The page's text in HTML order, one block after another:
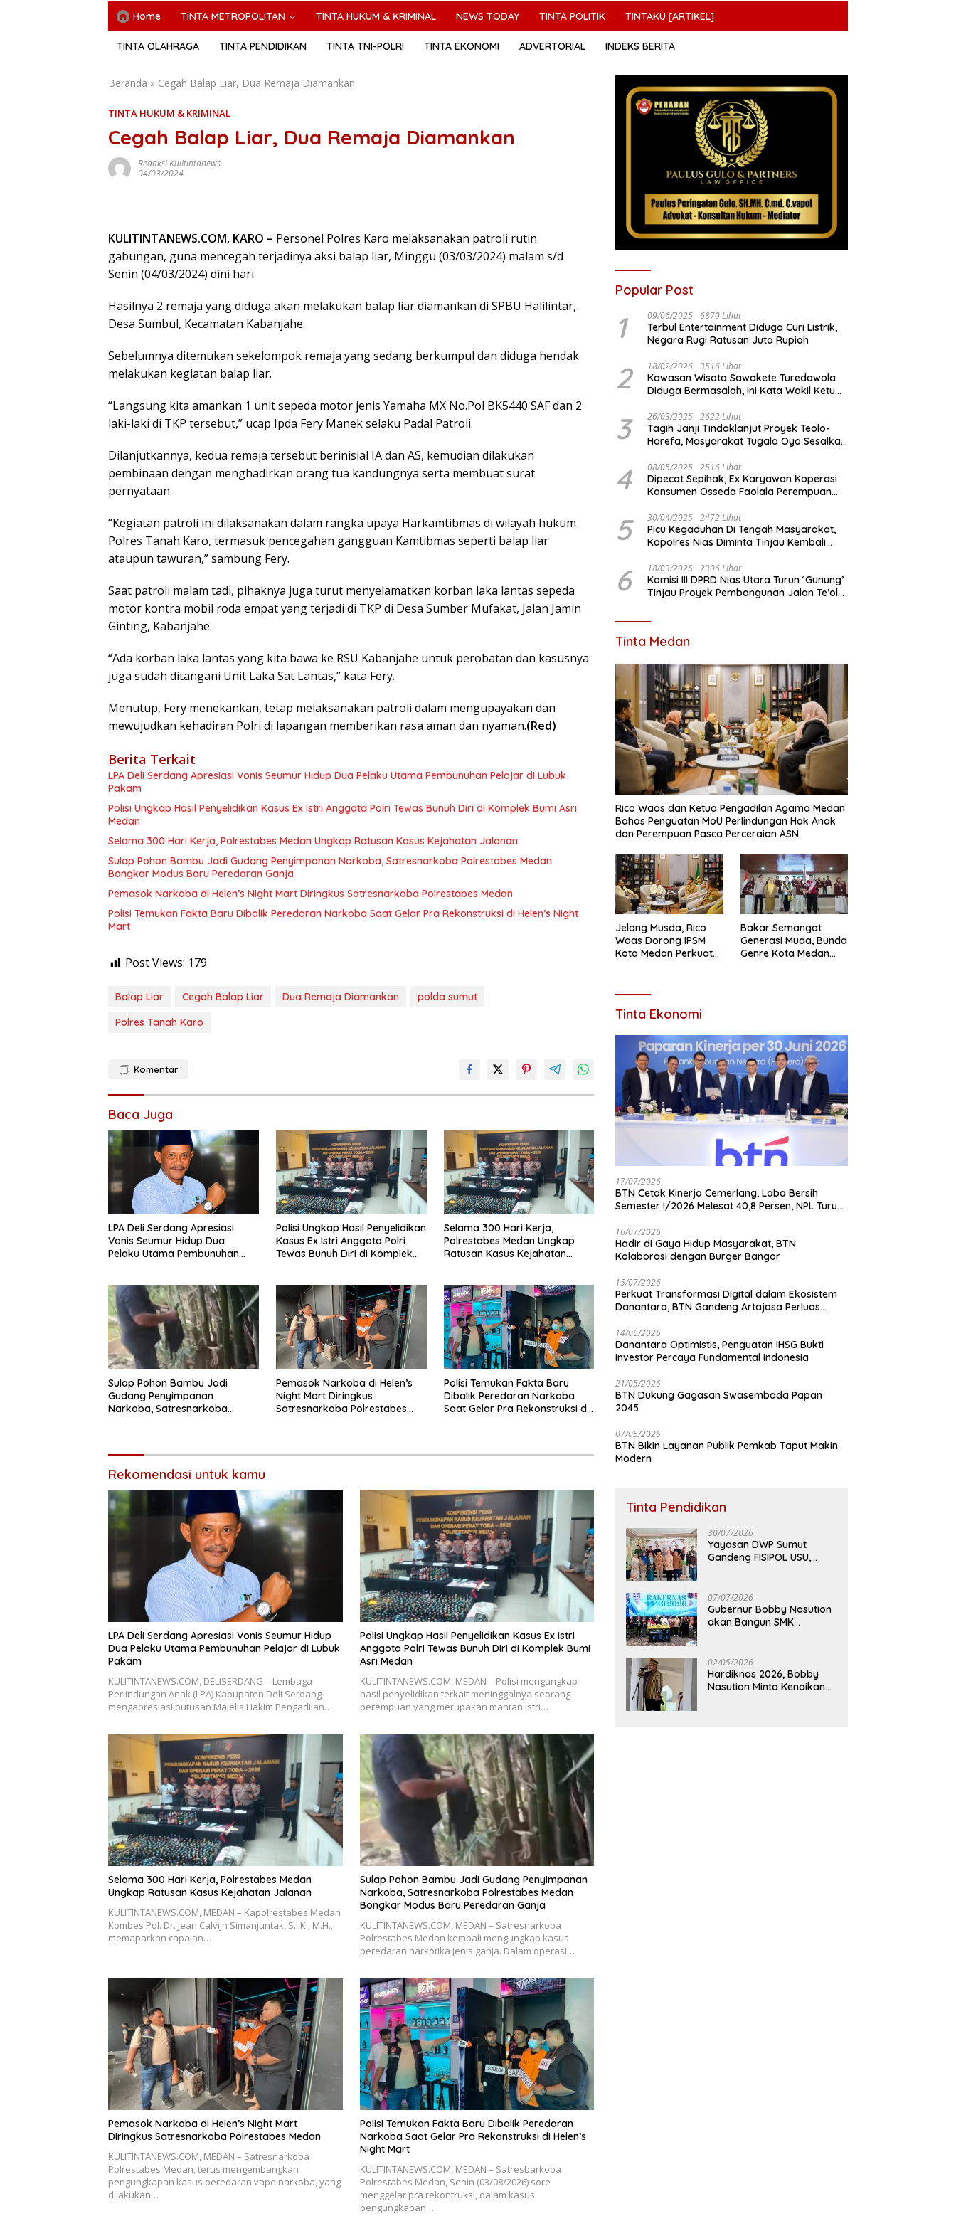
Home TINTA METROPOLITAN TINTA HUKUM & KRIMINAL NEWS TODAY TINTA POLITIK TINTAKU [ARTIKEL]
TINTA OLAHRAGA TINTA PENDIDIKAN TINTA TNI-POLRI TINTA EKONOMI ADVERTORIAL INDEKS BERITA
Beranda » Cegah Balap Liar, Dua Remaja Diamankan
TINTA HUKUM & KRIMINAL
Cegah Balap Liar, Dua Remaja Diamankan
Redaksi Kulitintanews
04/03/2024
KULITINTANEWS.COM, KARO – Personel Polres Karo melaksanakan patroli rutin
gabungan, guna mencegah terjadinya aksi balap liar, Minggu (03/03/2024) malam s/d
Senin (04/03/2024) dini hari.
Hasilnya 2 remaja yang diduga akan melakukan balap liar diamankan di SPBU Halilintar,
Desa Sumbul, Kecamatan Kabanjahe.
Sebelumnya ditemukan sekelompok remaja yang sedang berkumpul dan diduga hendak
melakukan kegiatan balap liar.
“Langsung kita amankan 1 unit sepeda motor jenis Yamaha MX No.Pol BK5440 SAF dan 2
laki-laki di TKP tersebut,” ucap Ipda Fery Manek selaku Padal Patroli.
Dilanjutkannya, kedua remaja tersebut berinisial IA dan AS, kemudian dilakukan
pembinaan dengan menghadirkan orang tua kandungnya serta membuat surat
pernyataan.
“Kegiatan patroli ini dilaksanakan dalam rangka upaya Harkamtibmas di wilayah hukum
Polres Tanah Karo, termasuk pencegahan gangguan Kamtibmas seperti balap liar
ataupun tawuran,” sambung Fery.
Saat patroli malam tadi, pihaknya juga turut menyelamatkan korban laka lantas sepeda
motor kontra mobil roda empat yang terjadi di TKP di Desa Sumber Mufakat, Jalan Jamin
Ginting, Kabanjahe.
“Ada korban laka lantas yang kita bawa ke RSU Kabanjahe untuk perobatan dan kasusnya
juga sudah ditangani Unit Laka Sat Lantas,” kata Fery.
Menutup, Fery menekankan, tetap melaksanakan patroli dalam mengupayakan dan
mewujudkan kehadiran Polri di lapangan memberikan rasa aman dan nyaman.(Red)
Berita Terkait
LPA Deli Serdang Apresiasi Vonis Seumur Hidup Dua Pelaku Utama Pembunuhan Pelajar di Lubuk
Pakam
Polisi Ungkap Hasil Penyelidikan Kasus Ex Istri Anggota Polri Tewas Bunuh Diri di Komplek Bumi Asri
Medan
Selama 300 Hari Kerja, Polrestabes Medan Ungkap Ratusan Kasus Kejahatan Jalanan
Sulap Pohon Bambu Jadi Gudang Penyimpanan Narkoba, Satresnarkoba Polrestabes Medan
Bongkar Modus Baru Peredaran Ganja
Pemasok Narkoba di Helen’s Night Mart Diringkus Satresnarkoba Polrestabes Medan
Polisi Temukan Fakta Baru Dibalik Peredaran Narkoba Saat Gelar Pra Rekonstruksi di Helen’s Night
Mart
Post Views: 179
Balap Liar Cegah Balap Liar Dua Remaja Diamankan
polda sumut
Polres Tanah Karo
Komentar
Baca Juga
LPA Deli Serdang Apresiasi
Vonis Seumur Hidup Dua
Pelaku Utama Pembunuhan
Polisi Ungkap Hasil Penyelidikan
Kasus Ex Istri Anggota Polri
Tewas Bunuh Diri di Komplek
Selama 300 Hari Kerja,
Polrestabes Medan Ungkap
Ratusan Kasus Kejahatan
Sulap Pohon Bambu Jadi
Gudang Penyimpanan
Narkoba, Satresnarkoba
Pemasok Narkoba di Helen’s
Night Mart Diringkus
Satresnarkoba Polrestabes
Polisi Temukan Fakta Baru
Dibalik Peredaran Narkoba
Saat Gelar Pra Rekonstruksi di
Rekomendasi untuk kamu
LPA Deli Serdang Apresiasi Vonis Seumur Hidup
Dua Pelaku Utama Pembunuhan Pelajar di Lubuk
Pakam
KULITINTANEWS.COM, DELISERDANG – Lembaga
Perlindungan Anak (LPA) Kabupaten Deli Serdang
mengapresiasi putusan Majelis Hakim Pengadilan…
Polisi Ungkap Hasil Penyelidikan Kasus Ex Istri
Anggota Polri Tewas Bunuh Diri di Komplek Bumi
Asri Medan
KULITINTANEWS.COM, MEDAN – Polisi mengungkap
hasil penyelidikan terkait meninggalnya seorang
perempuan yang merupakan mantan istri…
Selama 300 Hari Kerja, Polrestabes Medan
Ungkap Ratusan Kasus Kejahatan Jalanan
KULITINTANEWS.COM, MEDAN – Kapolrestabes Medan
Kombes Pol. Dr. Jean Calvijn Simanjuntak, S.I.K., M.H.,
memaparkan capaian…
Sulap Pohon Bambu Jadi Gudang Penyimpanan
Narkoba, Satresnarkoba Polrestabes Medan
Bongkar Modus Baru Peredaran Ganja
KULITINTANEWS.COM, MEDAN – Satresnarkoba
Polrestabes Medan kembali mengungkap kasus
peredaran narkotika jenis ganja. Dalam operasi…
Pemasok Narkoba di Helen’s Night Mart
Diringkus Satresnarkoba Polrestabes Medan
KULITINTANEWS.COM, MEDAN – Satresnarkoba
Polrestabes Medan, terus mengembangkan
pengungkapan kasus peredaran vape narkoba, yang
dilakukan…
Polisi Temukan Fakta Baru Dibalik Peredaran
Narkoba Saat Gelar Pra Rekonstruksi di Helen’s
Night Mart
KULITINTANEWS.COM, MEDAN – Satresbarkoba
Polrestabes Medan, Senin (03/08/2026) sore
menggelar pra rekontruksi, dalam kasus
pengungkapan…
Popular Post
1 09/06/2025 6870 Lihat
Terbul Entertainment Diduga Curi Listrik,
Negara Rugi Ratusan Juta Rupiah
2 18/02/2026 3516 Lihat
Kawasan Wisata Sawakete Turedawola
Diduga Bermasalah, Ini Kata Wakil Ketua
3 26/03/2025 2622 Lihat
Tagih Janji Tindaklanjut Proyek Teolo-
Harefa, Masyarakat Tugala Oyo Sesalkan
Utara
4 08/05/2025 2516 Lihat
Dipecat Sepihak, Ex Karyawan Koperasi
Konsumen Osseda Faolala Perempuan
5 30/04/2025 2472 Lihat
Picu Kegaduhan Di Tengah Masyarakat,
Kapolres Nias Diminta Tinjau Kembali
6 18/03/2025 2306 Lihat
Komisi III DPRD Nias Utara Turun ‘Gunung’
Tinjau Proyek Pembangunan Jalan Te’olo
Tinta Medan
Rico Waas dan Ketua Pengadilan Agama Medan
Bahas Penguatan MoU Perlindungan Hak Anak
dan Perempuan Pasca Perceraian ASN
Jelang Musda, Rico
Waas Dorong IPSM
Kota Medan Perkuat
Bakar Semangat
Generasi Muda, Bunda
Genre Kota Medan
Tinta Ekonomi
17/07/2026
BTN Cetak Kinerja Cemerlang, Laba Bersih
Semester I/2026 Melesat 40,8 Persen, NPL Turun
16/07/2026
Hadir di Gaya Hidup Masyarakat, BTN
Kolaborasi dengan Burger Bangor
15/07/2026
Perkuat Transformasi Digital dalam Ekosistem
Danantara, BTN Gandeng Artajasa Perluas
14/06/2026
Danantara Optimistis, Penguatan IHSG Bukti
Investor Percaya Fundamental Indonesia
21/05/2026
BTN Dukung Gagasan Swasembada Papan
2045
07/05/2026
BTN Bikin Layanan Publik Pemkab Taput Makin
Modern
Tinta Pendidikan
30/07/2026
Yayasan DWP Sumut
Gandeng FISIPOL USU,
Pendidikan
07/07/2026
Gubernur Bobby Nasution
akan Bangun SMK
School di Samosir
02/05/2026
Hardiknas 2026, Bobby
Nasution Minta Kenaikan